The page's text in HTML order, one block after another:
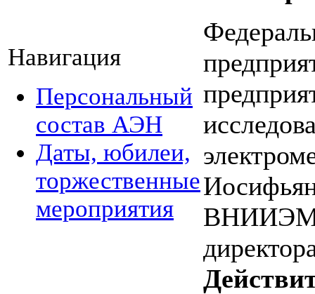
Навигация
Персональный
состав АЭН
Даты, юбилеи,
торжественные
мероприятия